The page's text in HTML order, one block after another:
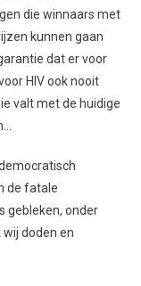
die winnaars met
kunnen gaan
dat er voor
HIV ook nooit
valt met de huidige
de fatale
gebleken, onder
doden en